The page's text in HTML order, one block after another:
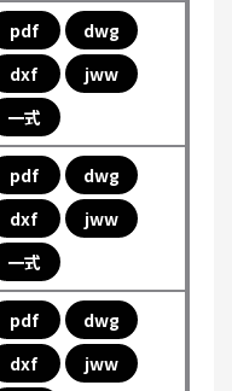
pdf
dwg
dxf
jww
一式
pdf
dwg
dxf
jww
一式
pdf
dwg
dxf
jww